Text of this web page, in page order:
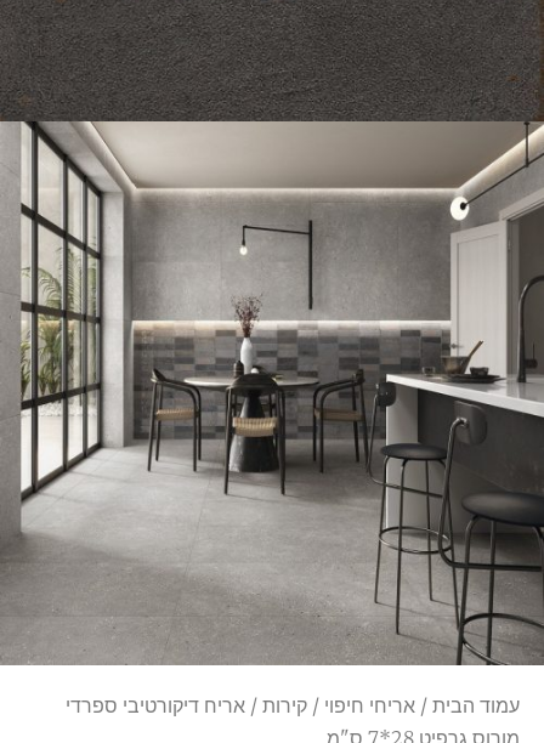
עמוד הבית / אריחי חיפוי / קירות / אריח דיקורטיבי ספרדי
מורוס גרפיט 28*7 ס"מ